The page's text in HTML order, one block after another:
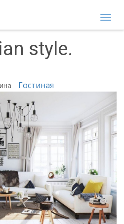
style.
Гостиная